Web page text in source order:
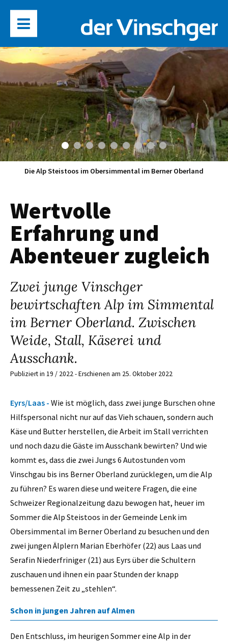
Die Alp Steistoos im Obersimmental im Berner Oberland
Wertvolle
Erfahrung und
Abenteuer zugleich
Zwei junge Vinschger
bewirtschaften Alp im Simmental
im Berner Oberland. Zwischen
Weide, Stall, Käserei und
Ausschank.
Publiziert in 19 / 2022 - Erschienen am 25. Oktober 2022
Eyrs/Laas - Wie ist möglich, dass zwei junge Burschen ohne
Hilfspersonal nicht nur auf das Vieh schauen, sondern auch
Käse und Butter herstellen, die Arbeit im Stall verrichten
und noch dazu die Gäste im Ausschank bewirten? Und wie
kommt es, dass die zwei Jungs 6 Autostunden vom
Vinschgau bis ins Berner Oberland zurücklegen, um die Alp
zu führen? Es waren diese und weitere Fragen, die eine
Schweizer Regionalzeitung dazu bewogen hat, heuer im
Sommer die Alp Steistoos in der Gemeinde Lenk im
Obersimmental im Berner Oberland zu besuchen und den
zwei jungen Älplern Marian Eberhöfer (22) aus Laas und
Serafin Niederfriniger (21) aus Eyrs über die Schultern
zuschauen und ihnen ein paar Stunden der knapp
bemessenen Zeit zu „stehlen“.
Schon in jungen Jahren auf Almen
Den Entschluss, im heurigen Sommer eine Alp in der